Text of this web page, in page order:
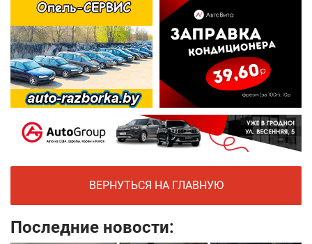
ВЕРНУТЬСЯ НА ГЛАВНУЮ
Последние новости: